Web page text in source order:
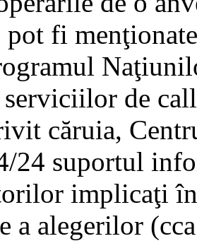
pot fi
de
căruia,
24 suportul
implicaţi
a alegerilor